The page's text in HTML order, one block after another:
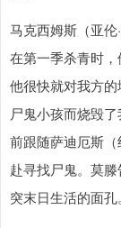
马克西姆斯（亚
在第一季杀青时
他很快就对我方
尸鬼小孩而烧毁
前跟随萨迪厄斯（
赴寻找尸鬼。莫
突末日生活的面孔。